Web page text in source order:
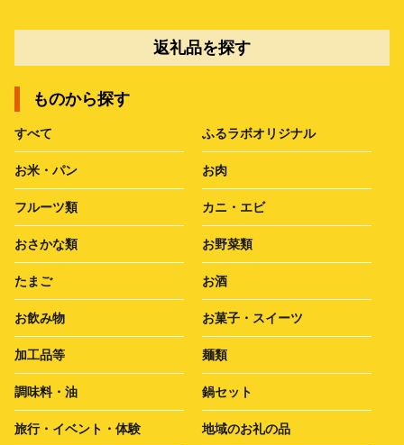
返礼品を探す
ものから探す
すべて ふるラボオリジナル
お米・パン お肉
フルーツ類 カニ・エビ
おさかな類 お野菜類
たまご お酒
お飲み物 お菓子・スイーツ
加工品等 麺類
調味料・油 鍋セット
旅行・イベント・体験 地域のお礼の品